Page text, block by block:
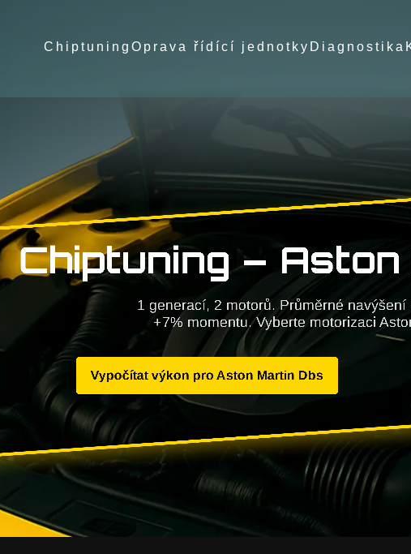
Chiptuning Oprava řídící jednotky Diagnostika
Chiptuning –
1 generací, 2 motorů. Průměrné
+7% momentu. Vyberte motorizaci
Vypočítat výkon pro Aston Martin Dbs